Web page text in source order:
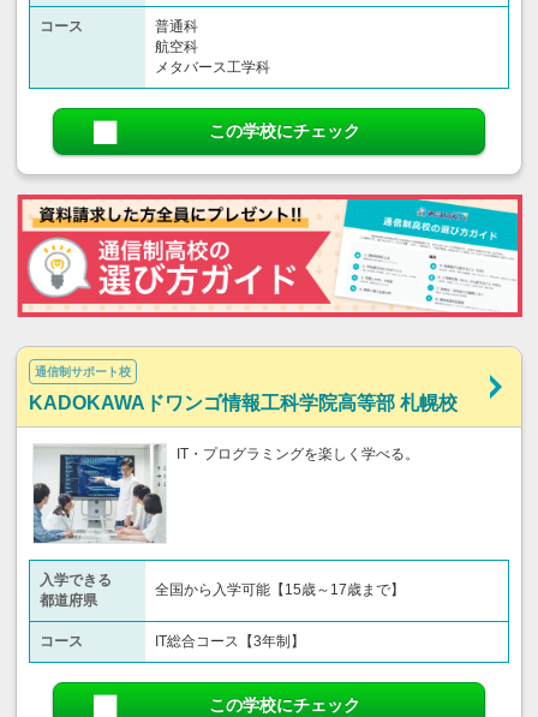
コース
普通科
航空科
メタバース工学科
この学校にチェック
通信制サポート校
KADOKAWAドワンゴ情報工科学院高等部 札幌校
IT・プログラミングを楽しく学べる。
入学できる
都道府県
全国から入学可能【15歳～17歳まで】
コース IT総合コース【3年制】
この学校にチェック